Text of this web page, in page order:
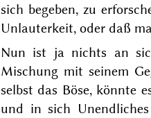
sich begeben, zu
Unlauterkeit, oder daß
Nun ist ja nichts an
Mischung mit seinem
selbst das Böse, könnte
und in sich